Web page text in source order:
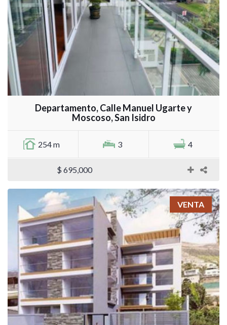
Departamento, Calle Manuel Ugarte y
Moscoso, San Isidro
254 m 3 4
$ 695,000
VENTA